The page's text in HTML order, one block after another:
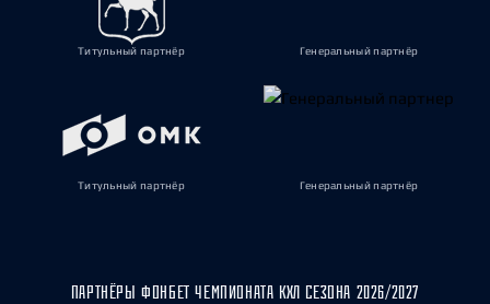
Титульный партнёр Генеральный партнёр
Титульный партнёр Генеральный партнёр
ПАРТНЁРЫ ФОНБЕТ ЧЕМПИОНАТА КХЛ СЕЗОНА 2026/2027